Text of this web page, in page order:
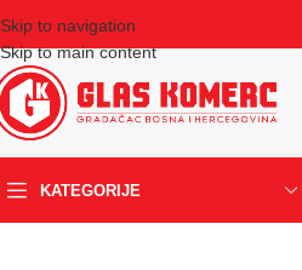
Skip to navigation
Skip to main content
KATEGORIJE